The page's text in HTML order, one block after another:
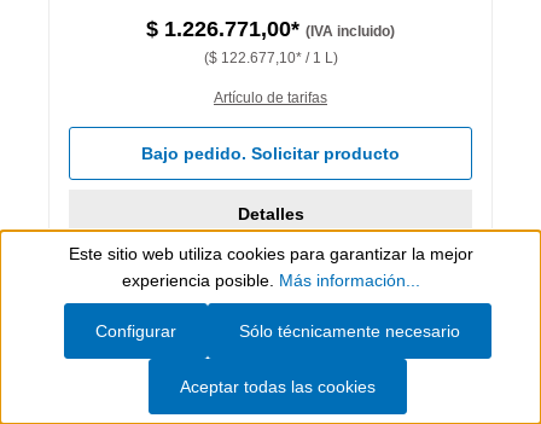
$ 1.226.771,00* (IVA incluido)
($ 122.677,10* / 1 L)
Artículo de tarifas
Bajo pedido. Solicitar producto
Detalles
Show toolbar
Este sitio web utiliza cookies para garantizar la mejor
experiencia posible. Más información...
Sólo técnicamente necesario
Configurar
Aceptar todas las cookies